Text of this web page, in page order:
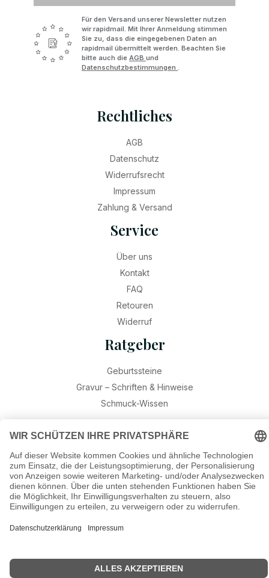
Für den Versand unserer Newsletter nutzen
wir rapidmail. Mit Ihrer Anmeldung stimmen
Sie zu, dass die eingegebenen Daten an
rapidmail übermittelt werden. Beachten Sie
bitte auch die AGB und
Datenschutzbestimmungen .
Rechtliches
AGB
Datenschutz
Widerrufsrecht
Impressum
Zahlung & Versand
Service
Über uns
Kontakt
FAQ
Retouren
Widerruf
Ratgeber
Geburtssteine
Gravur – Schriften & Hinweise
Schmuck-Wissen
©2026 Munich Jewels® - alle Rechte vorbehalten.